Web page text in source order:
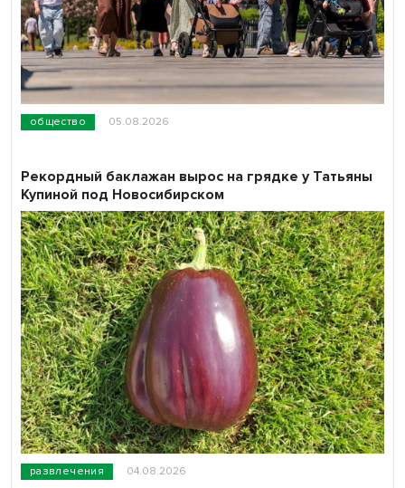
общество 05.08.2026
развлечения 04.08.2026
Рекордный баклажан вырос на грядке у Татьяны
Купиной под Новосибирском